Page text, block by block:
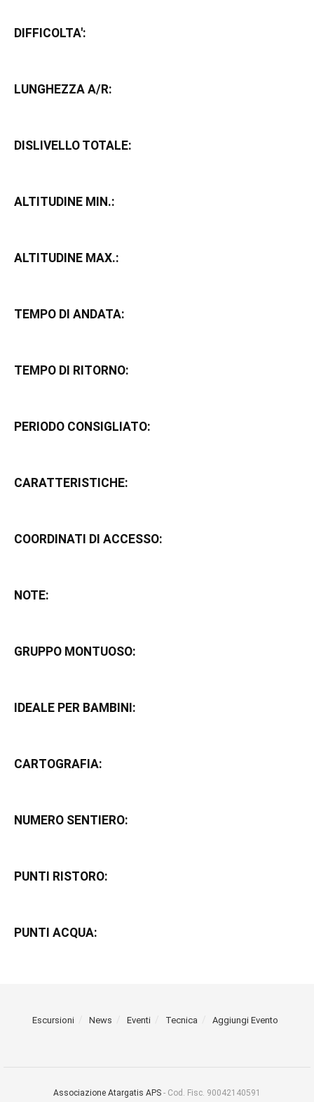
DIFFICOLTA':
LUNGHEZZA A/R:
DISLIVELLO TOTALE:
ALTITUDINE MIN.:
ALTITUDINE MAX.:
TEMPO DI ANDATA:
TEMPO DI RITORNO:
PERIODO CONSIGLIATO:
CARATTERISTICHE:
COORDINATI DI ACCESSO:
NOTE:
GRUPPO MONTUOSO:
IDEALE PER BAMBINI:
CARTOGRAFIA:
NUMERO SENTIERO:
PUNTI RISTORO:
PUNTI ACQUA:
Escursioni News Eventi Tecnica Aggiungi Evento
Associazione Atargatis APS - Cod. Fisc. 90042140591